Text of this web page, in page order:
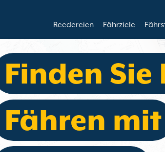
Reedereien Fährziele
Finden
Fähren mit